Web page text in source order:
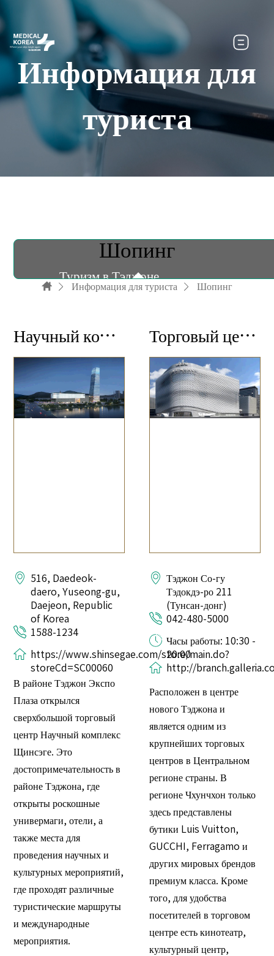
Информация для
туриста
Туризм в Тэджоне
Проживание
Шопинг
Информация для туриста Шопинг
Научный комплекс Щинсэге
516, Daedeok-
daero, Yuseong-gu,
Daejeon, Republic
of Korea
1588-1234
https://www.shinsegae.com/store/main.do?
storeCd=SC00060
В районе Тэджон Экспо
Плаза открылся
сверхбольшой торговый
центр Научный комплекс
Щинсэге. Это
достопримечательность в
районе Тэджона, где
открыты роскошные
универмаги, отели, а
также места для
проведения научных и
культурных мероприятий,
где проходят различные
туристические маршруты
и международные
мероприятия.
Торговый центр «Галлерея [Тайм Ворлд]»
Тэджон Со-гу
Тэдокдэ-ро 211
(Тунсан-донг)
042-480-5000
Часы работы: 10:30 -
20:00
http://
Расположен в центре
нового Тэджона и
является одним из
крупнейших торговых
центров в Центральном
регионе страны. В
регионе Чхунчхон только
здесь представлены
бутики Luis Vuitton,
GUCCHI, Ferragamo и
других мировых брендов
премиум класса. Кроме
того, для удобства
посетителей в торговом
центре есть кинотеатр,
культурный центр,